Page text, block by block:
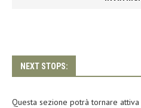
NEXT STOPS:
Questa sezione potrà tornare